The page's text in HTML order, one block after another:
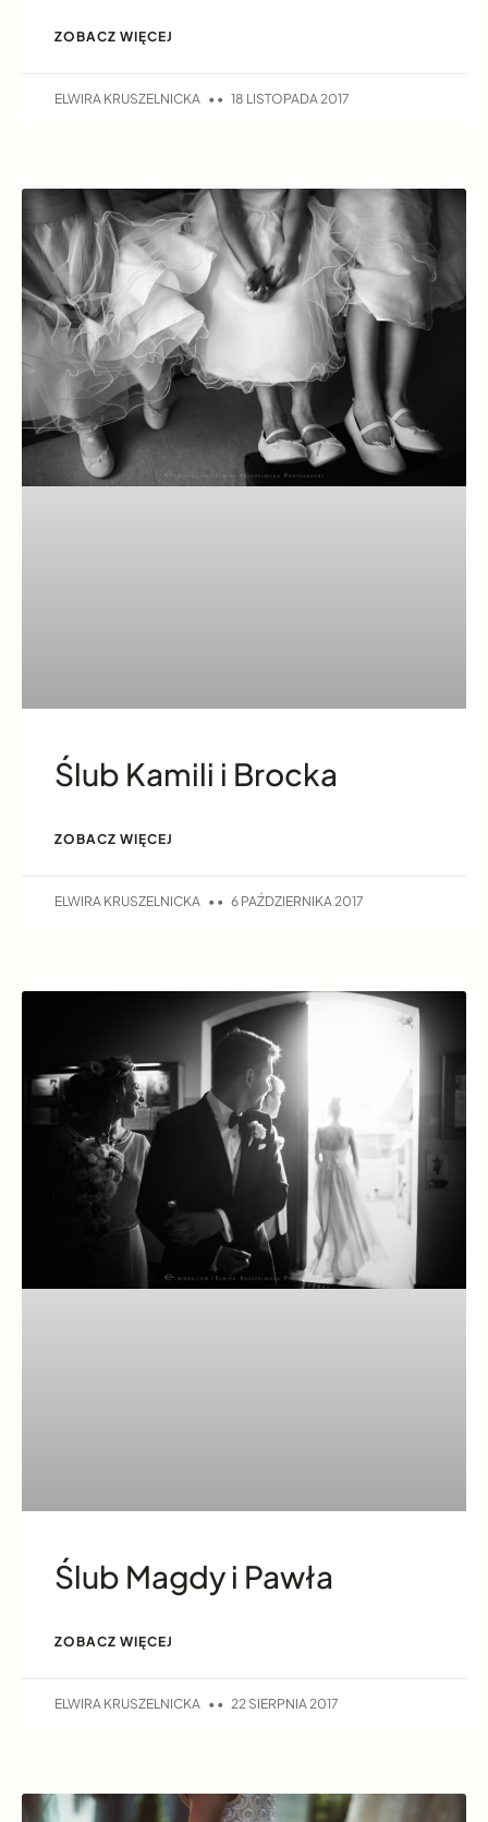
ZOBACZ WIĘCEJ
ELWIRA KRUSZELNICKA 18 LISTOPADA 2017
Ślub Kamili i Brocka
ZOBACZ WIĘCEJ
ELWIRA KRUSZELNICKA 6 PAŹDZIERNIKA 2017
Ślub Magdy i Pawła
ZOBACZ WIĘCEJ
ELWIRA KRUSZELNICKA 22 SIERPNIA 2017